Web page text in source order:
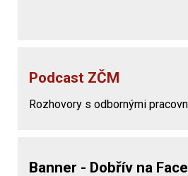
Podcast ZČM
Rozhovory s odbornými
Banner - Dobřív na